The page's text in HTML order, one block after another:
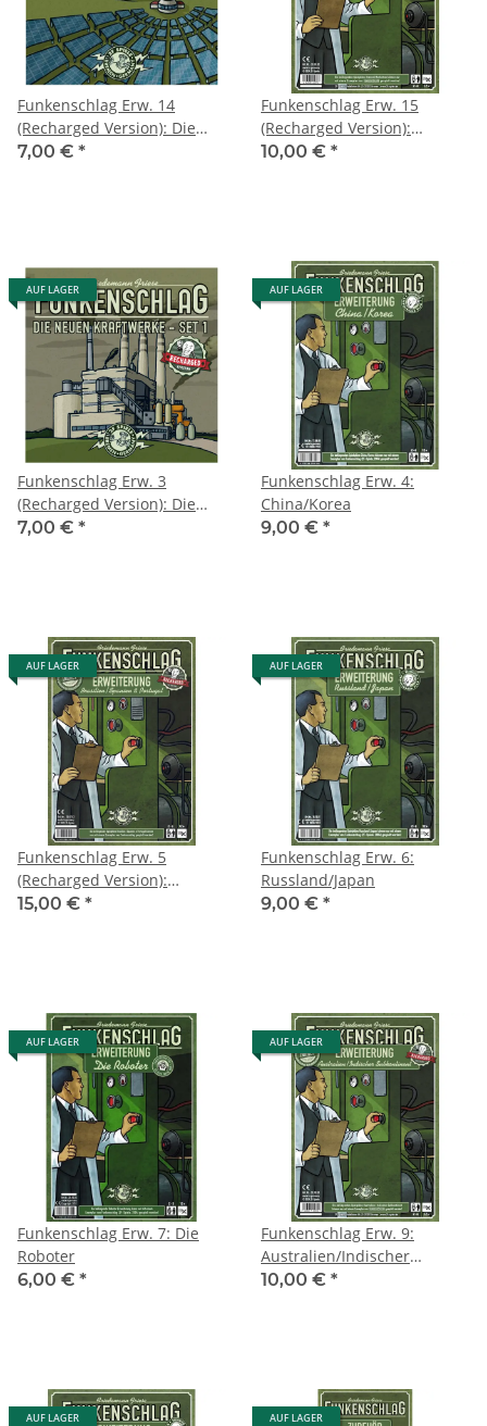
Funkenschlag Erw. 14
(Recharged Version): Die
neuen Kraftwerke - Set 2
7,00 € *
Funkenschlag Erw. 15
(Recharged Version):
Bremen/Manhattan
10,00 € *
AUF LAGER
Funkenschlag Erw. 3
(Recharged Version): Die
neuen Kraftwerke - Set 1
7,00 € *
AUF LAGER
Funkenschlag Erw. 4:
China/Korea
9,00 € *
AUF LAGER
Funkenschlag Erw. 5
(Recharged Version):
Brasilien/Spanien &
15,00 € *
AUF LAGER
Funkenschlag Erw. 6:
Russland/Japan
9,00 € *
AUF LAGER
Funkenschlag Erw. 7: Die
Roboter
6,00 € *
AUF LAGER
Funkenschlag Erw. 9:
Australien/Indischer
Subkontinent
10,00 € *
AUF LAGER AUF LAGER